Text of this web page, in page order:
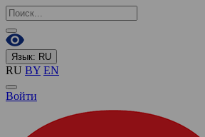
Язык: RU
RU BY EN
Войти